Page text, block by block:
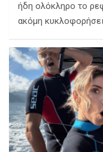
ήδη ολόκληρο το
ακόμη